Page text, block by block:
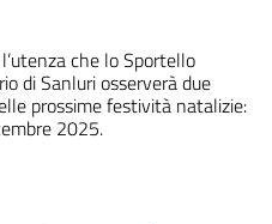
che lo Sportello
di Sanluri osserverà due
prossime festività natalizie:
2025.